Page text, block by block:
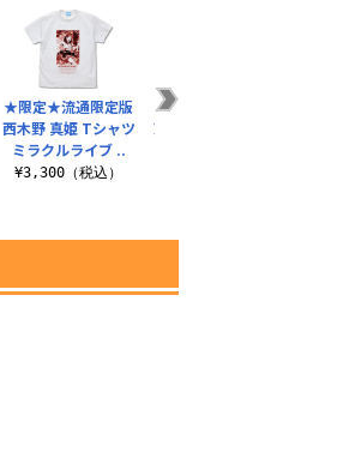
★限定★流通限定版
西木野 真姫 Tシャツ
ミラクルライブ ..
¥3,300（税込）
★限定★流通限定版
東條 希 Tシャツ ミラ